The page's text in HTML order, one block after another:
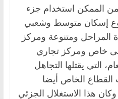
الممكن استخدام جزء
إسكان متوسط وشعبي
ومتنوعة ومركز
خاص ومركز تجاري
التي يقتلها التجاهل
الخاص أيضا
هذا الاستغلال الجزئي